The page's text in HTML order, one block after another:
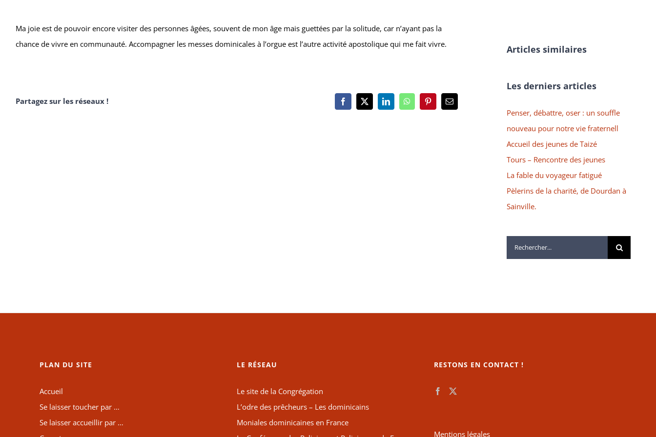
Ma joie est de pouvoir encore visiter des personnes âgées, souvent de mon âge mais guettées par la solitude, car n’ayant pas la
chance de vivre en communauté. Accompagner les messes dominicales à l’orgue est l’autre activité apostolique qui me fait vivre.
Partagez sur les réseaux ! Facebook
X LinkedInWhatsAppPinterestEmail
Articles similaires
Les derniers articles
Penser, débattre, oser : un souffle
nouveau pour notre vie fraternell
Accueil des jeunes de Taizé
Tours – Rencontre des jeunes
La fable du voyageur fatigué
Pèlerins de la charité, de Dourdan à
Sainville.
Rechercher:
PLAN DU SITE
Accueil
Se laisser toucher par …
Se laisser accueillir par …
LE RÉSEAU
Le site de la Congrégation
L’odre des prêcheurs – Les dominicains
Moniales dominicaines en France
RESTONS EN CONTACT !
Mentions légales